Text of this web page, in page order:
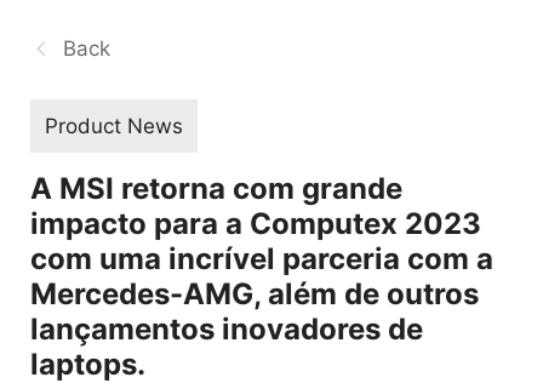
Back
Product News
A MSI retorna com grande
impacto para a Computex 2023
com uma incrível parceria com a
Mercedes-AMG, além de outros
lançamentos inovadores de
laptops.